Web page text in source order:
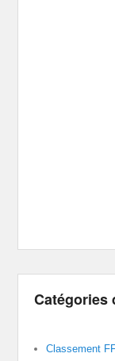
Catégories
Classement